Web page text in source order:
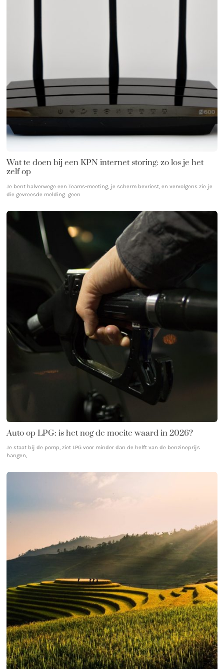
Wat te doen bij een KPN internet storing: zo los je het
zelf op
Je bent halverwege een Teams-meeting, je scherm bevriest, en vervolgens zie je
die gevreesde melding: geen
Auto op LPG: is het nog de moeite waard in 2026?
Je staat bij de pomp, ziet LPG voor minder dan de helft van de benzineprijs
hangen,